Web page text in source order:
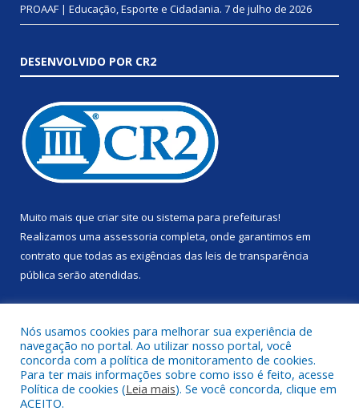
PROAAF | Educação, Esporte e Cidadania. 7 de julho de 2026
DESENVOLVIDO POR CR2
Muito mais que criar site ou sistema para prefeituras!
Realizamos uma assessoria completa, onde garantimos em
contrato que todas as exigências das leis de transparência
pública serão atendidas.
Todos os direitos reservados a Prefeitura Municipal de Anapu.
Nós usamos cookies para melhorar sua experiência de
navegação no portal. Ao utilizar nosso portal, você
concorda com a política de monitoramento de cookies.
Para ter mais informações sobre como isso é feito, acesse
Política de cookies (Leia mais). Se você concorda, clique em
ACEITO.